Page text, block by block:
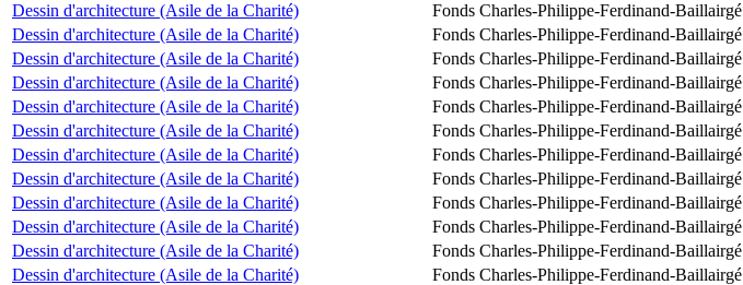
Dessin d'architecture (Asile de la Charité)
Fonds Charles-Philippe-Ferdinand-Baillairgé
Dessin d'architecture (Asile de la Charité)
Fonds Charles-Philippe-Ferdinand-Baillairgé
Dessin d'architecture (Asile de la Charité)
Fonds Charles-Philippe-Ferdinand-Baillairgé
Dessin d'architecture (Asile de la Charité)
Fonds Charles-Philippe-Ferdinand-Baillairgé
Dessin d'architecture (Asile de la Charité)
Fonds Charles-Philippe-Ferdinand-Baillairgé
Dessin d'architecture (Asile de la Charité)
Fonds Charles-Philippe-Ferdinand-Baillairgé
Dessin d'architecture (Asile de la Charité)
Fonds Charles-Philippe-Ferdinand-Baillairgé
Dessin d'architecture (Asile de la Charité)
Fonds Charles-Philippe-Ferdinand-Baillairgé
Dessin d'architecture (Asile de la Charité)
Fonds Charles-Philippe-Ferdinand-Baillairgé
Dessin d'architecture (Asile de la Charité)
Fonds Charles-Philippe-Ferdinand-Baillairgé
Dessin d'architecture (Asile de la Charité)
Fonds Charles-Philippe-Ferdinand-Baillairgé
Dessin d'architecture (Asile de la Charité)
Fonds Charles-Philippe-Ferdinand-Baillairgé